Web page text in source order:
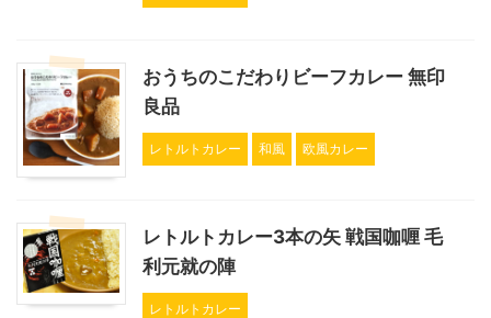
おうちのこだわりビーフカレー 無印
良品
レトルトカレー 和風 欧風カレー
レトルトカレー3本の矢 戦国咖喱 毛
利元就の陣
レトルトカレー